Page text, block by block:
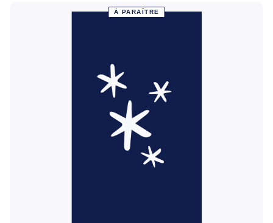
À PARAÎTRE